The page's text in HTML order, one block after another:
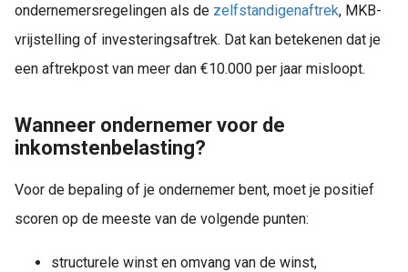
ondernemersregelingen als de zelfstandigenaftrek, MKB-
vrijstelling of investeringsaftrek. Dat kan betekenen dat je
een aftrekpost van meer dan €10.000 per jaar misloopt.
Wanneer ondernemer voor de
inkomstenbelasting?
Voor de bepaling of je ondernemer bent, moet je positief
scoren op de meeste van de volgende punten:
structurele winst en omvang van de winst,